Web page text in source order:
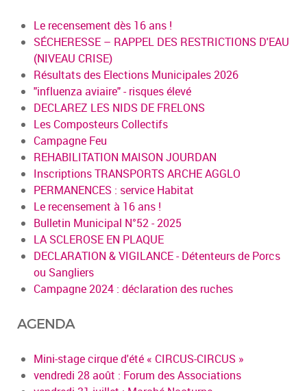
Le recensement dès 16 ans !
SÉCHERESSE – RAPPEL DES RESTRICTIONS D'EAU
(NIVEAU CRISE)
Résultats des Elections Municipales 2026
"influenza aviaire" - risques élevé
DECLAREZ LES NIDS DE FRELONS
Les Composteurs Collectifs
Campagne Feu
REHABILITATION MAISON JOURDAN
Inscriptions TRANSPORTS ARCHE AGGLO
PERMANENCES : service Habitat
Le recensement à 16 ans !
Bulletin Municipal N°52 - 2025
LA SCLEROSE EN PLAQUE
DECLARATION & VIGILANCE - Détenteurs de Porcs
ou Sangliers
Campagne 2024 : déclaration des ruches
AGENDA
Mini-stage cirque d'été « CIRCUS-CIRCUS »
vendredi 28 août : Forum des Associations